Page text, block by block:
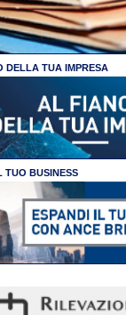
DELLA TUA IMPRESA
TUO BUSINESS